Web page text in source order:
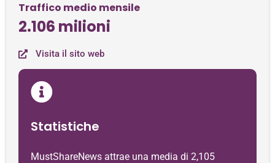
Traffico medio mensile
2.106 milioni
Visita il sito web
Statistiche
MustShareNews attrae una media di 2,105